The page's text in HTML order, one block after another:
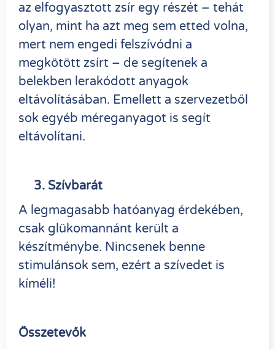
az elfogyasztott zsír egy részét – tehát
olyan, mint ha azt meg sem etted volna,
mert nem engedi felszívódni a
megkötött zsírt – de segítenek a
belekben lerakódott anyagok
eltávolításában. Emellett a szervezetből
sok egyéb méreganyagot is segít
eltávolítani.
3. Szívbarát
A legmagasabb hatóanyag érdekében,
csak glükomannánt került a
készítménybe. Nincsenek benne
stimulánsok sem, ezért a szívedet is
kíméli!
Összetevők